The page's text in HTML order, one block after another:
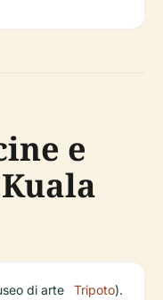
e
di arte
Tripoto).